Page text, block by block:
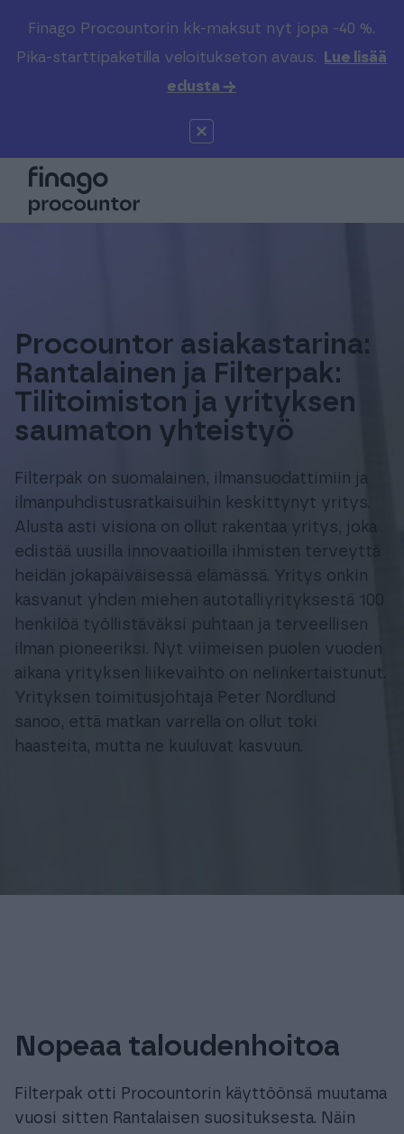
Finago Procountorin kk-maksut nyt jopa -40 %.
Pika-starttipaketilla veloitukseton avaus.
Lue lisää
edusta →
Etsi sivustolta
Valitse kieli
Global (EN)
Kirjaudu
Solo
Sopimuskone
Kampus
Kenelle
Tilitoimistoille
Hinnasto
Tuki & Koulutus
Meistä & Ajankohtaista
Tilaa Procountor
Kokeile maksutta
Kirjaudu
Procountor asiakastarina:
Rantalainen ja Filterpak:
Tilitoimiston ja yrityksen
saumaton yhteistyö
Filterpak on suomalainen, ilmansuodattimiin ja
ilmanpuhdistusratkaisuihin keskittynyt yritys.
Alusta asti visiona on ollut rakentaa yritys, joka
edistää uusilla innovaatioilla ihmisten terveyttä
heidän jokapäiväisessä elämässä. Yritys onkin
kasvanut yhden miehen autotalliyrityksestä 100
henkilöä työllistäväksi puhtaan ja terveellisen
ilman pioneeriksi. Nyt viimeisen puolen vuoden
aikana yrityksen liikevaihto on nelinkertaistunut.
Yrityksen toimitusjohtaja Peter Nordlund
sanoo, että matkan varrella on ollut toki
haasteita, mutta ne kuuluvat kasvuun.
Nopeaa taloudenhoitoa
Filterpak otti Procountorin käyttöönsä muutama
vuosi sitten Rantalaisen suosituksesta. Näin